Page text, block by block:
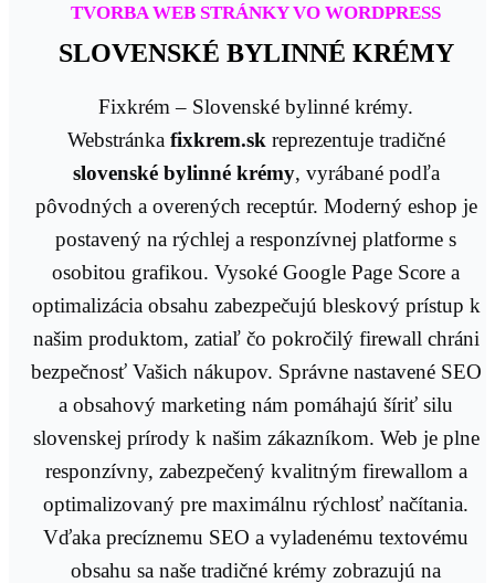
TVORBA WEB STRÁNKY VO WORDPRESS
SLOVENSKÉ BYLINNÉ KRÉMY
Fixkrém – Slovenské bylinné krémy.
Webstránka fixkrem.sk reprezentuje tradičné
slovenské bylinné krémy, vyrábané podľa
pôvodných a overených receptúr. Moderný eshop je
postavený na rýchlej a responzívnej platforme s
osobitou grafikou. Vysoké Google Page Score a
optimalizácia obsahu zabezpečujú bleskový prístup k
našim produktom, zatiaľ čo pokročilý firewall chráni
bezpečnosť Vašich nákupov. Správne nastavené SEO
a obsahový marketing nám pomáhajú šíriť silu
slovenskej prírody k našim zákazníkom. Web je plne
responzívny, zabezpečený kvalitným firewallom a
optimalizovaný pre maximálnu rýchlosť načítania.
Vďaka precíznemu SEO a vyladenému textovému
obsahu sa naše tradičné krémy zobrazujú na